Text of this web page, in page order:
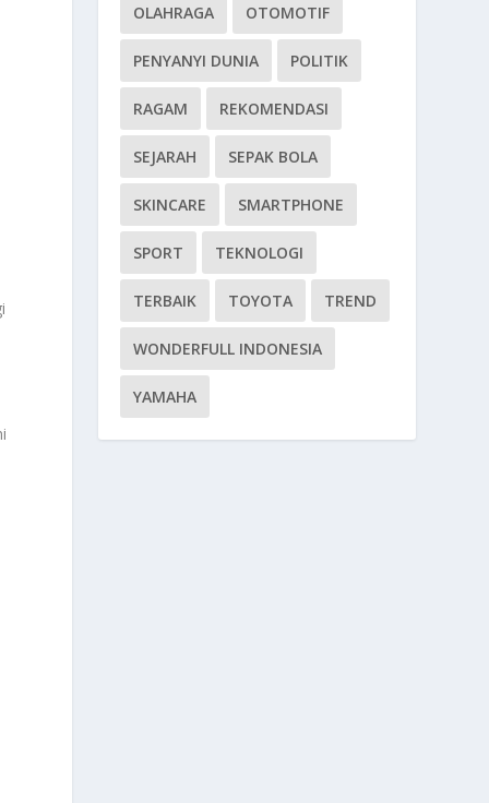
OLAHRAGA OTOMOTIF
PENYANYI DUNIA POLITIK
RAGAM REKOMENDASI
SEJARAH SEPAK BOLA
SKINCARE SMARTPHONE
SPORT TEKNOLOGI
TERBAIK TOYOTA TREND
WONDERFULL INDONESIA
YAMAHA